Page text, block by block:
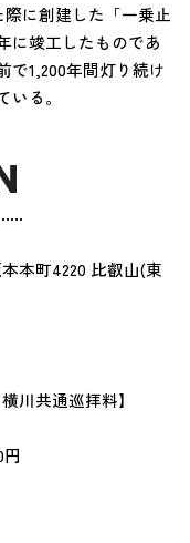
に創建した「一乗止
に竣工したものであ
で1,200年間灯り続け
る。
本町4220 比叡山(東
川共通巡拝料】